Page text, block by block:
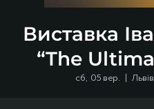
Виставка
“The
сб, 05 вер.
  |